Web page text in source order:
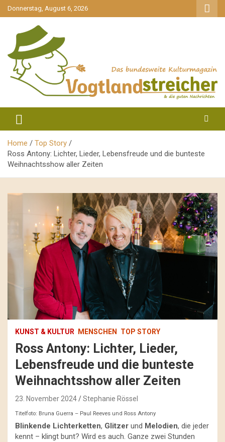
gehe
zum
Donnerstag, August 6, 2026
Vogtlandstreicher
Home
Top Story
Ross Antony: Lichter, Lieder, Lebensfreude und die bunteste
Weihnachtsshow aller Zeiten
KUNST & KULTUR MENSCHEN TOP STORY
Ross Antony: Lichter, Lieder,
Lebensfreude und die bunteste
Weihnachtsshow aller Zeiten
23. November 2024 Stephanie Rössel
Titelfoto: Bruna Guerra – Paul Reeves und Ross Antony
Blinkende Lichterketten, Glitzer und Melodien, die jeder
kennt – klingt bunt? Wird es auch. Ganze zwei Stunden